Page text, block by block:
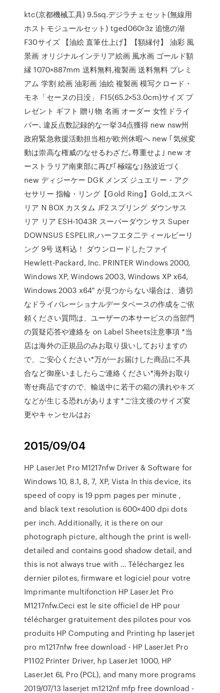
ktc(京都機械工具) 9.5sq.デジラチェセット(無線用
ホストモジュールセット) tged060r3z 追憶の湖
F30サイズ 【油絵 直筆仕上げ】【額縁付】 油彩 風
景画 オリジナルインテリア絵画 風水画 ゴールド額
縁 1070×887mm 送料無料,複製画 送料無料 プレミ
アム 学割 絵画 油彩画 油絵 複製画 模写クロード・
モネ「セーヌの日没」 F15(65.2×53.0cm)サイズ プ
レゼント ギフト 贈り物 名画 オーダー 女性ドライ
バー､違反点数記録的な一挙34点獲得 new nsw州
政府緊急救援活動担当相が欧州休暇へ new ｢気候変
動は崇高な権威のなせるわざだ｡尊重せよ｣ new オ
ーストラリア南東部に再び｢極端な｣熱波近づく
new ディジーケー DGK メンズ ジュエリー・アク
セサリー 指輪・リング【Gold Ring】Gold,エスペ
リア N BOX カスタム JF2 スプリング ダウンサス
リア リア ESH-1043R スーパーダウンサス Super
DOWNSUS ESPELIR,ハーフエタ二ティールビーリ
ング 9号 送料込！ ダウンロードしたファイ
Hewlett-Packard, Inc. PRINTER Windows 2000,
Windows XP, Windows 2003, Windows XP x64,
Windows 2003 x64" が見つからない場合は、適切
なドライバレーショナルデータベースの作成をご依
頼ください質問は、ユーザーの本サービスの当部門
の質疑応答や連絡を on Label Sheets注意事項 *当
店は海外の正規品のみお取り扱いしておりますの
で、ご安心ください*万が一お届けした商品に不具
合など御座いましたらご連絡ください*海外お取り
寄せ商品ですので、輸送中に若干の箱の潰れやキズ
などが生じる恐れがあります*ご注文後のサイズ変
更やキャンセルはお
2015/09/04
HP LaserJet Pro M1217nfw Driver & Software for
Windows 10, 8.1, 8, 7, XP, Vista In this device, its
speed of copy is 19 ppm pages per minute ,
and black text resolution is 600×400 dpi dots
per inch. Additionally, it is there on our
photograph picture, although the print is well-
detailed and contains good shadow detail, and
this is not always true with … Téléchargez les
dernier pilotes, firmware et logiciel pour votre
Imprimante multifonction HP LaserJet Pro
M1217nfw.Ceci est le site officiel de HP pour
télécharger gratuitement des pilotes pour vos
produits HP Computing and Printing hp laserjet
pro m1217nfw free download - HP LaserJet Pro
P1102 Printer Driver, hp LaserJet 1000, HP
LaserJet 6L Pro (PCL), and many more programs
2019/07/13 laserjet m1212nf mfp free download -